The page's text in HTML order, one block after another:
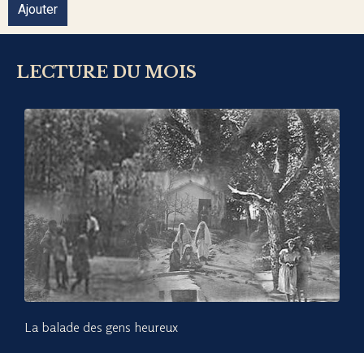
Ajouter
LECTURE DU MOIS
La balade des gens heureux